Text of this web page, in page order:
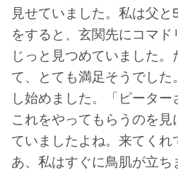
見せていました。私は父
をすると、玄関先にコマド
じっと見つめていました。
て、とても満足そうでした
し始めました。「ピーター
これをやってもらうのを見
ていましたよね。来てくれ
あ、私はすぐに鳥肌が立ち